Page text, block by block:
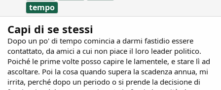
tempo
Capi di se stessi
Dopo un po' di tempo comincia a darmi fastidio essere
contattato, da amici a cui non piace il loro leader politico.
Poiché le prime volte posso capire le lamentele, e stare lì ad
ascoltare. Poi la cosa quando supera la scadenza annua, mi
irrita, perché dopo un periodo o si prende la decisione di